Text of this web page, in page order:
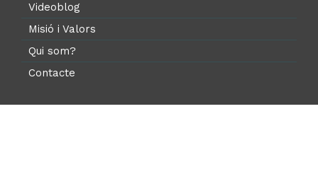
Videoblog
Misió i Valors
Qui som?
Contacte